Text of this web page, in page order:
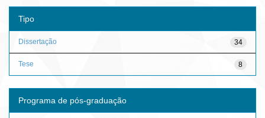
Tipo
34
Dissertação
8
Tese
Programa de pós-graduação